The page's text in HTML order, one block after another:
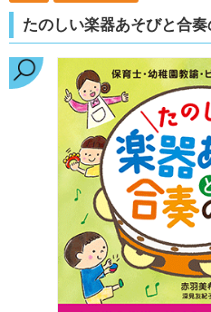
たのしい楽器あそびと合奏